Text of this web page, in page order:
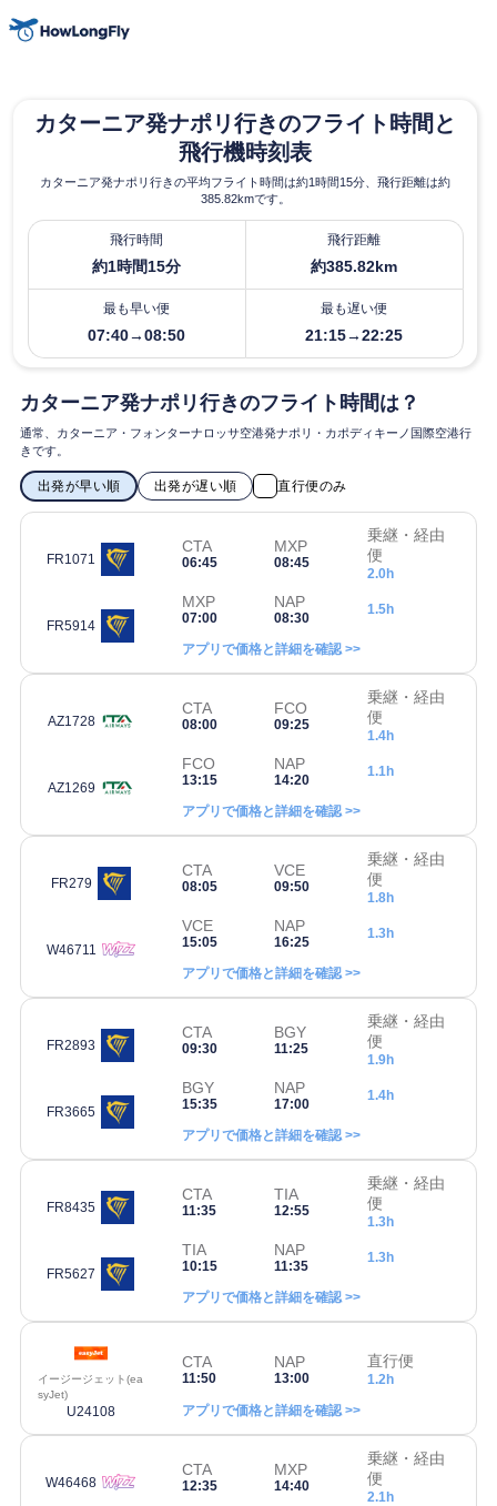
カターニア発ナポリ行きのフライト時間と
飛行機時刻表
カターニア発ナポリ行きの平均フライト時間は約1時間15分、飛行距離は約
385.82kmです。
飛行時間
約1時間15分
飛行距離
約385.82km
最も早い便
07:40→08:50
最も遅い便
21:15→22:25
カターニア発ナポリ行きのフライト時間は？
通常、カターニア・フォンターナロッサ空港発ナポリ・カポディキーノ国際空港行
きです。
出発が早い順 出発が遅い順 直行便のみ
FR1071
CTA
06:45
MXP
08:45
乗継・経由
便
2.0h
FR5914
MXP
07:00
NAP
08:30
1.5h
アプリで価格と詳細を確認 >>
AZ1728
CTA
08:00
FCO
09:25
乗継・経由
便
1.4h
AZ1269
FCO
13:15
NAP
14:20
1.1h
アプリで価格と詳細を確認 >>
FR279
CTA
08:05
VCE
09:50
乗継・経由
便
1.8h
W46711
VCE
15:05
NAP
16:25
1.3h
アプリで価格と詳細を確認 >>
FR2893
CTA
09:30
BGY
11:25
乗継・経由
便
1.9h
FR3665
BGY
15:35
NAP
17:00
1.4h
アプリで価格と詳細を確認 >>
FR8435
CTA
11:35
TIA
12:55
乗継・経由
便
1.3h
FR5627
TIA
10:15
NAP
11:35
1.3h
アプリで価格と詳細を確認 >>
イージージェット(ea
syJet)
U24108
CTA
11:50
NAP
13:00
直行便
1.2h
アプリで価格と詳細を確認 >>
W46468
CTA
12:35
MXP
14:40
乗継・経由
便
2.1h